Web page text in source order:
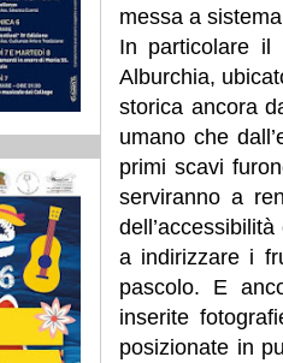
messa a
In particolare il
Alburchia,
storica ancora
umano che
primi scavi
serviranno a
a indirizzare i
pascolo. E
inserite
posizionate in